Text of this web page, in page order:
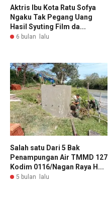
Aktris Ibu Kota Ratu Sofya
Ngaku Tak Pegang Uang
Hasil Syuting Film da...
6 bulan lalu
Salah satu Dari 5 Bak
Penampungan Air TMMD 127
Kodim 0116/Nagan Raya H...
5 bulan lalu